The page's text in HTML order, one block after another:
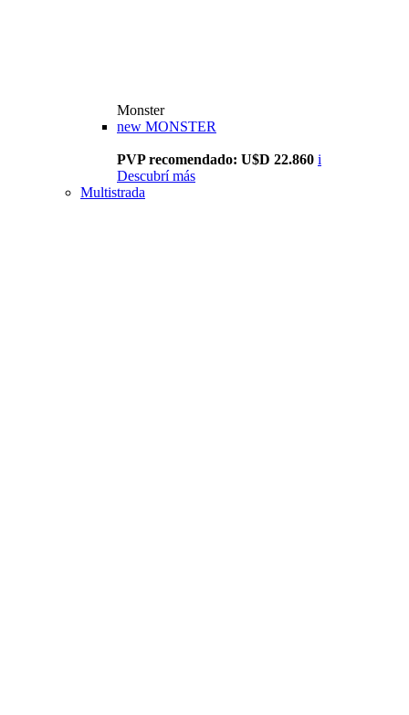
Monster
new MONSTER
PVP recomendado: U$D 22.860 i
Descubrí más
Multistrada